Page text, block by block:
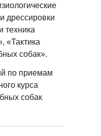
дрессировки
техника
«Тактика
собак».
по приемам
курса
собак